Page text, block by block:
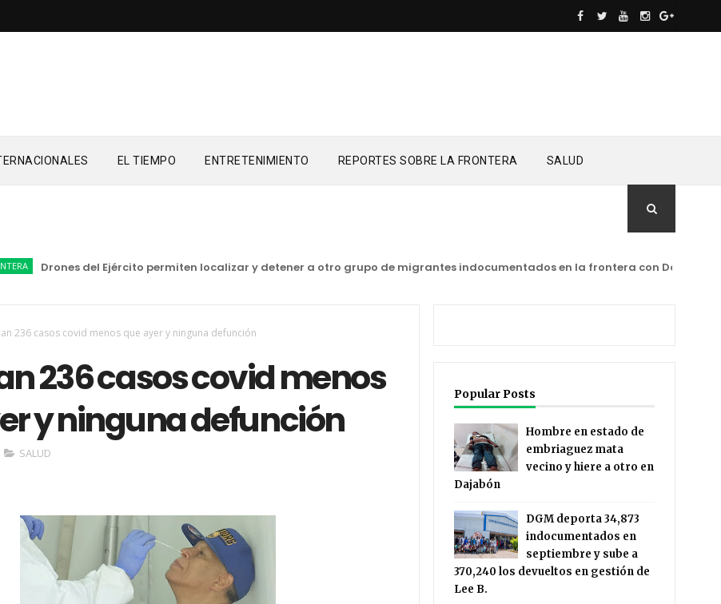
EL TIEMPO ENTRETENIMIENTO REPORTES SOBRE LA FRONTERA SALUD
Drones del Ejército permiten localizar y detener a otro grupo de migrantes indocumentados en la frontera con Dajabón
236 casos covid menos que ayer y ninguna defunción
236 casos covid menos
y ninguna defunción
SALUD
Popular Posts
Hombre en estado de
embriaguez mata
vecino y hiere a otro en
Dajabón
DGM deporta 34,873
indocumentados en
septiembre y sube a
370,240 los devueltos en gestión de
Lee B.